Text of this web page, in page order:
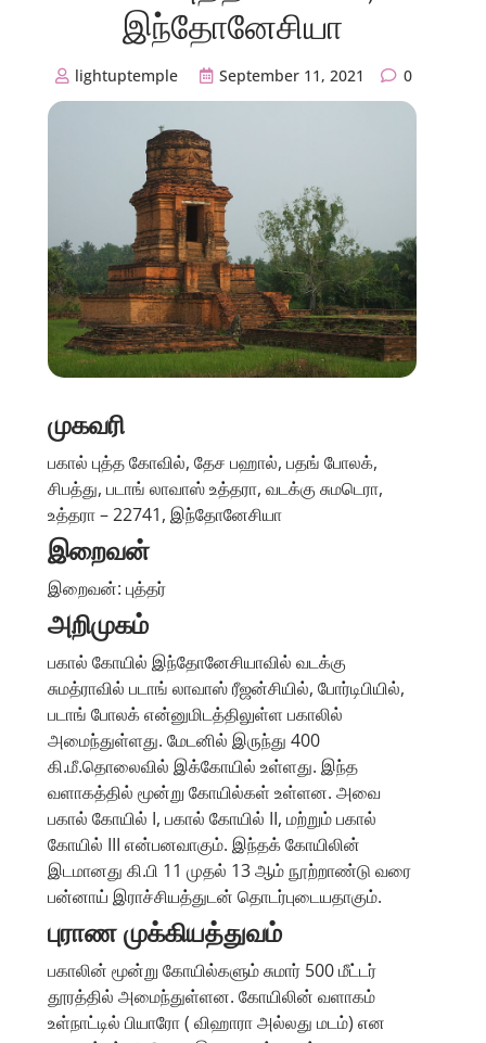
இந்தோனேசியா
lightuptemple September 11, 2021 0
முகவரி
பகால் புத்த கோவில், தேச பஹால், பதங் போலக்,
சிபத்து, படாங் லாவாஸ் உத்தரா, வடக்கு சுமடெரா,
உத்தரா – 22741, இந்தோனேசியா
இறைவன்
இறைவன்: புத்தர்
அறிமுகம்
பகால் கோயில் இந்தோனேசியாவில் வடக்கு
சுமத்ராவில் படாங் லாவாஸ் ரீஜன்சியில், போர்டிபியில்,
படாங் போலக் என்னுமிடத்திலுள்ள பகாலில்
அமைந்துள்ளது. மேடனில் இருந்து 400
கி.மீ.தொலைவில் இக்கோயில் உள்ளது. இந்த
வளாகத்தில் மூன்று கோயில்கள் உள்ளன. அவை
பகால் கோயில் I, பகால் கோயில் II, மற்றும் பகால்
கோயில் III என்பனவாகும். இந்தக் கோயிலின்
இடமானது கி.பி 11 முதல் 13 ஆம் நூற்றாண்டு வரை
பன்னாய் இராச்சியத்துடன் தொடர்புடையதாகும்.
புராண முக்கியத்துவம்
பகாலின் மூன்று கோயில்களும் சுமார் 500 மீட்டர்
தூரத்தில் அமைந்துள்ளன. கோயிலின் வளாகம்
உள்நாட்டில் பியாரோ ( விஹாரா அல்லது மடம்) என